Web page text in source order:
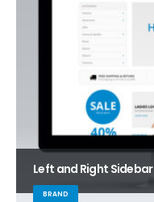
Left and Right Sidebar
BRAND